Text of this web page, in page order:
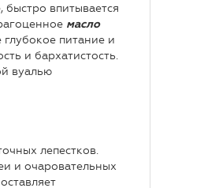
быстро впитывается
масло
питание и
и бархатистость.
вуалью
лепестков.
и очаровательных